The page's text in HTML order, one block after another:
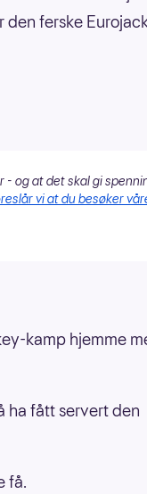
den ferske
- og at det skal gi
vi at du besøker
kamp hjemme
ha fått servert den
få.